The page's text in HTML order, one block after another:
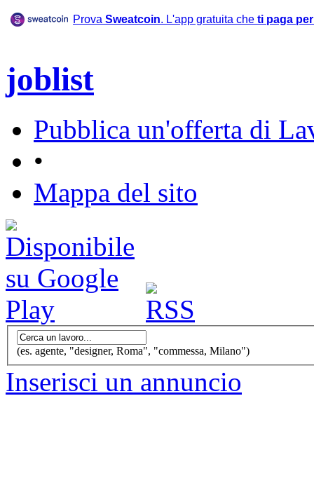
Prova Sweatcoin. L'app gratuita che ti paga
joblist
Pubblica un'offerta di
•
Mappa del sito
(es. agente, "designer, Roma", "commessa, Milano")
Inserisci un annuncio